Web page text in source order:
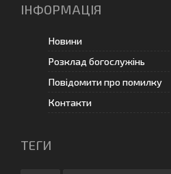
ІНФОРМАЦІЯ
Новини
Розклад богослужінь
Повідомити про помилку
Контакти
ТЕГИ